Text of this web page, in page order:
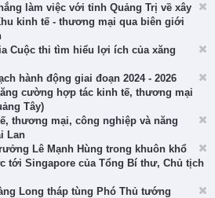
làm việc với tỉnh Quảng Trị về xây
kinh tế - thương mại qua biên giới
Cuộc thi tìm hiểu lợi ích của xăng
hành động giai đoạn 2024 - 2026
cường hợp tác kinh tế, thương mại
Tây)
thương mại, công nghiệp và năng
Lan
Lê Mạnh Hùng trong khuôn khổ
tới Singapore của Tổng Bí thư, Chủ tịch
Long tháp tùng Phó Thủ tướng